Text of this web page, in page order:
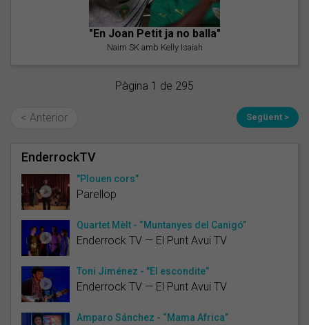
"En Joan Petit ja no balla"
Naim SK amb Kelly Isaiah
Pàgina 1 de 295
< Anterior Següent >
EnderrockTV
"Plouen cors"
Parellop
Quartet Mèlt - “Muntanyes del Canigó”
Enderrock TV — El Punt Avui TV
Toni Jiménez - "El escondite”
Enderrock TV — El Punt Avui TV
Amparo Sánchez - “Mama Africa”